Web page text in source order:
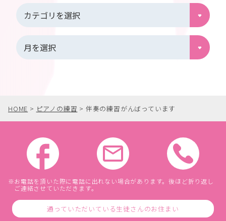
HOME > ピアノの練習 > 伴奏の練習がんばっています
お電話を頂いた際に電話に出れない場合があります。後ほど折り返し
ご連絡させていただきます。
通っていただいている生徒さんのお住まい